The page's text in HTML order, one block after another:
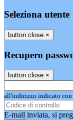
Seleziona utente
button close ×
Recupero
button close ×
all'indirizzo indicato con
E-mail inviata, si